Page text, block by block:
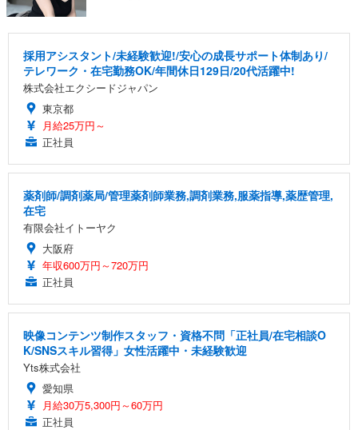
採用アシスタント/未経験歓迎!/安心の成長サポート体制あり/
テレワーク・在宅勤務OK/年間休日129日/20代活躍中!
株式会社エクシードジャパン
東京都
月給25万円～
正社員
薬剤師/調剤薬局/管理薬剤師業務,調剤業務,服薬指導,薬歴管理,
在宅
有限会社イトーヤク
大阪府
年収600万円～720万円
正社員
映像コンテンツ制作スタッフ・資格不問「正社員/在宅相談O
K/SNSスキル習得」女性活躍中・未経験歓迎
Yts株式会社
愛知県
月給30万5,300円～60万円
正社員